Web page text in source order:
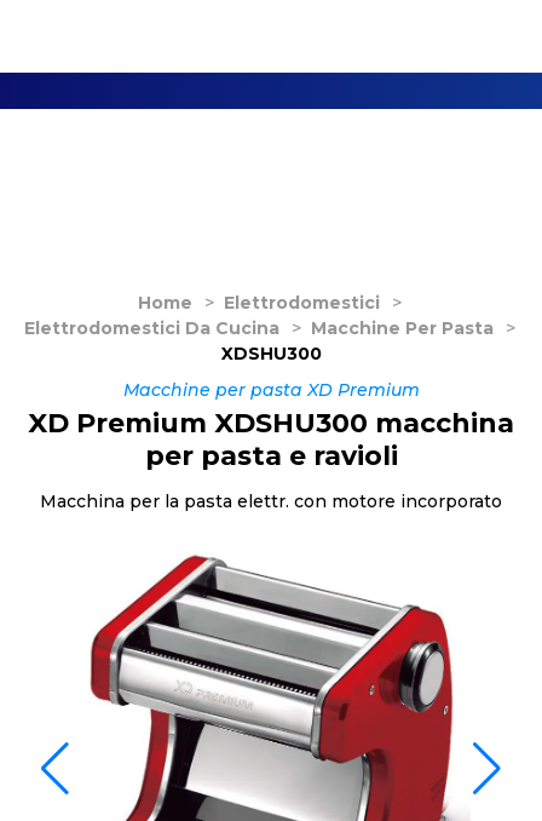
Home > Elettrodomestici
>
Elettrodomestici Da Cucina
> Macchine Per Pasta
>
XDSHU300
Macchine per pasta XD Premium
XD Premium XDSHU300 macchina
per pasta e ravioli
Macchina per la pasta elettr. con motore incorporato